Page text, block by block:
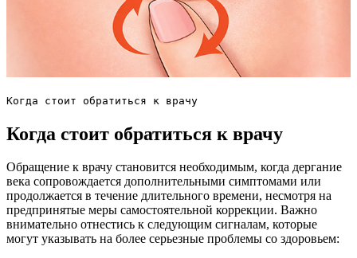
Когда стоит обратиться к врачу
Когда стоит обратиться к врачу
Обращение к врачу становится необходимым, когда дергание
века сопровождается дополнительными симптомами или
продолжается в течение длительного времени, несмотря на
предпринятые меры самостоятельной коррекции. Важно
внимательно отнестись к следующим сигналам, которые
могут указывать на более серьезные проблемы со здоровьем: